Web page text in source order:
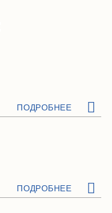
ПОДРОБНЕЕ
ПОДРОБНЕЕ